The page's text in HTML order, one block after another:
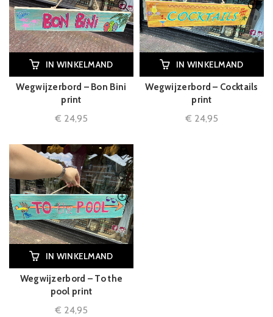
IN WINKELMAND
Wegwijzerbord – Bon Bini
print
€ 24,95
IN WINKELMAND
Wegwijzerbord – Cocktails
print
€ 24,95
IN WINKELMAND
Wegwijzerbord – To the
pool print
€ 24,95